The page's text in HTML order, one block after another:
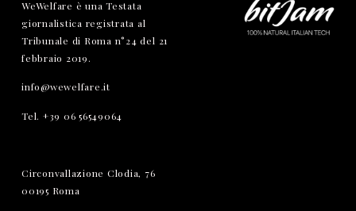
WeWelfare è una Testata
giornalistica registrata al
Tribunale di Roma n°24 del 21
febbraio 2019.
info@wewelfare.it
Tel. +39 06 56549064
Circonvallazione Clodia, 76
00195 Roma